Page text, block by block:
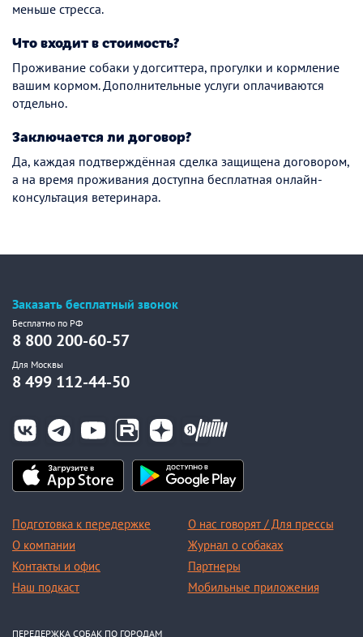
меньше стресса.
Что входит в стоимость?
Проживание собаки у догситтера, прогулки и кормление
вашим кормом. Дополнительные услуги оплачиваются
отдельно.
Заключается ли договор?
Да, каждая подтверждённая сделка защищена договором,
а на время проживания доступна бесплатная онлайн-
консультация ветеринара.
Заказать бесплатный звонок
Бесплатно по РФ
8 800 200-60-57
Для Москвы
8 499 112-44-50
Подготовка к передержке
О компании
Контакты и офис
Наш подкаст
О нас говорят / Для прессы
Журнал о собаках
Партнеры
Мобильные приложения
ПЕРЕДЕРЖКА СОБАК ПО ГОРОДАМ